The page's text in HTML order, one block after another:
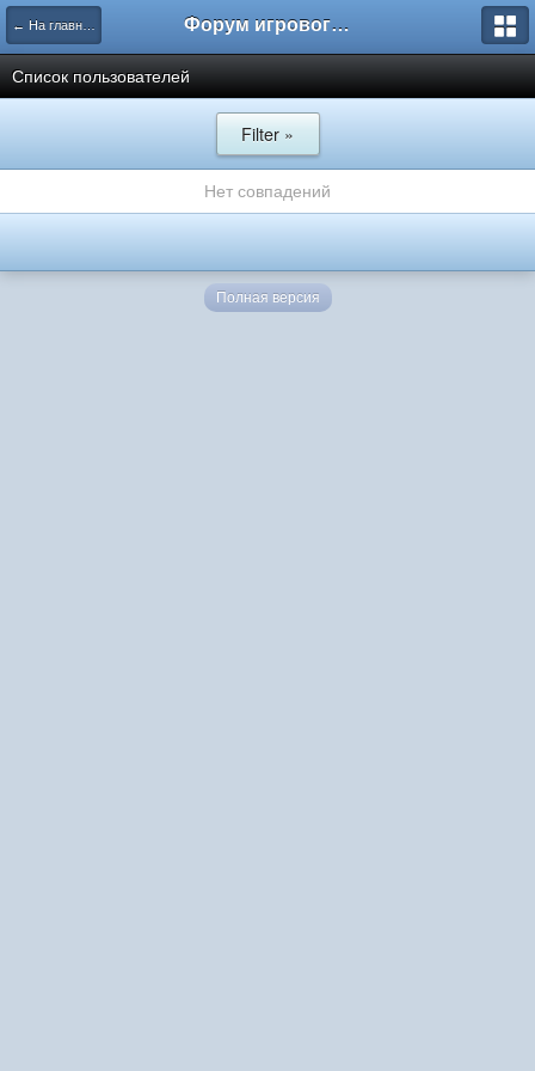
← На главную Форум игрового проекта Riverrise
Список пользователей
Filter »
Нет совпадений
Полная версия